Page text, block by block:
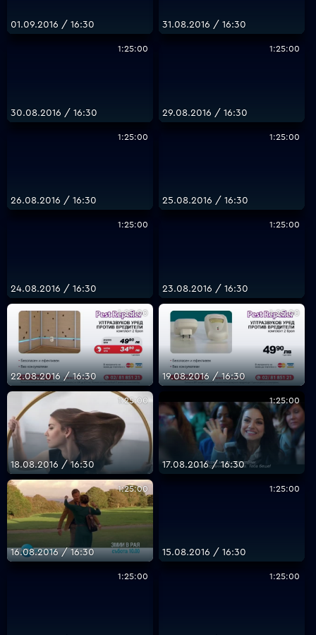
01.09.2016 / 16:30 31.08.2016 / 16:30
1:25:00
30.08.2016 / 16:30
1:25:00
29.08.2016 / 16:30
1:25:00
26.08.2016 / 16:30
1:25:00
25.08.2016 / 16:30
1:25:00
24.08.2016 / 16:30
1:25:00
23.08.2016 / 16:30
1:25:00
22.08.2016 / 16:30
1:25:00
19.08.2016 / 16:30
1:25:00
18.08.2016 / 16:30
1:25:00
17.08.2016 / 16:30
1:25:00
16.08.2016 / 16:30
1:25:00
15.08.2016 / 16:30
1:25:00 1:25:00